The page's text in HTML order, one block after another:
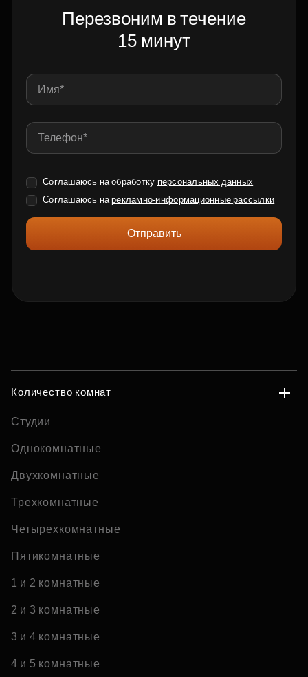
Перезвоним в течение
15 минут
Соглашаюсь на обработку персональных данных
Соглашаюсь нарекламно-информационные рассылки
Отправить
Количество комнат
Студии
Однокомнатные
Двухкомнатные
Трехкомнатные
Четырехкомнатные
Пятикомнатные
1 и 2 комнатные
2 и 3 комнатные
3 и 4 комнатные
4 и 5 комнатные